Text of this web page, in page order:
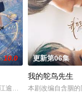
10.0
逾白长大以后，林知夏忽
更新第06集
我的鸵鸟先生
本剧改编自含胭